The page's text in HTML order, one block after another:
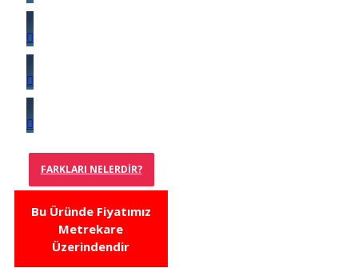
FARKLARI NELERDIR?
Bu Üründe Fiyatımız
Metrekare
Üzerindendir